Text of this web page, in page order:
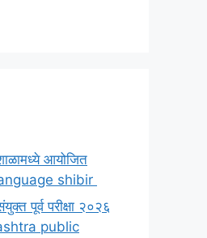
आयोजित
shibir
पूर्व परीक्षा २०२६
public